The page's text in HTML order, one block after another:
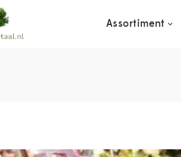
Assortiment